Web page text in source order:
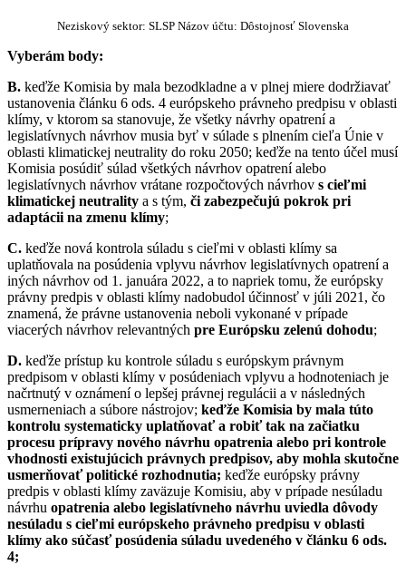
Neziskový sektor: SLSP Názov účtu: Dôstojnosť Slovenska
Vyberám body:
B. keďže Komisia by mala bezodkladne a v plnej miere dodržiavať
ustanovenia článku 6 ods. 4 európskeho právneho predpisu v oblasti
klímy, v ktorom sa stanovuje, že všetky návrhy opatrení a
legislatívnych návrhov musia byť v súlade s plnením cieľa Únie v
oblasti klimatickej neutrality do roku 2050; keďže na tento účel musí
Komisia posúdiť súlad všetkých návrhov opatrení alebo
legislatívnych návrhov vrátane rozpočtových návrhov s cieľmi
klimatickej neutrality a s tým, či zabezpečujú pokrok pri
adaptácii na zmenu klímy;
C. keďže nová kontrola súladu s cieľmi v oblasti klímy sa
uplatňovala na posúdenia vplyvu návrhov legislatívnych opatrení a
iných návrhov od 1. januára 2022, a to napriek tomu, že európsky
právny predpis v oblasti klímy nadobudol účinnosť v júli 2021, čo
znamená, že právne ustanovenia neboli vykonané v prípade
viacerých návrhov relevantných pre Európsku zelenú dohodu;
D. keďže prístup ku kontrole súladu s európskym právnym
predpisom v oblasti klímy v posúdeniach vplyvu a hodnoteniach je
načrtnutý v oznámení o lepšej právnej regulácii a v následných
usmerneniach a súbore nástrojov; keďže Komisia by mala túto
kontrolu systematicky uplatňovať a robiť tak na začiatku
procesu prípravy nového návrhu opatrenia alebo pri kontrole
vhodnosti existujúcich právnych predpisov, aby mohla skutočne
usmerňovať politické rozhodnutia; keďže európsky právny
predpis v oblasti klímy zaväzuje Komisiu, aby v prípade nesúladu
návrhu opatrenia alebo legislatívneho návrhu uviedla dôvody
nesúladu s cieľmi európskeho právneho predpisu v oblasti
klímy ako súčasť posúdenia súladu uvedeného v článku 6 ods.
4;